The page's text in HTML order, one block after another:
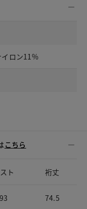
ロン11%
こちら
ト 裄丈
93 74.5